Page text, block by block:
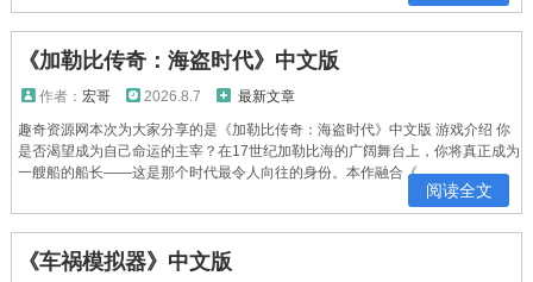
《加勒比传奇：海盗时代》中文版
作者： 宏哥 2026.8.7
最新文章
趣奇资源网本次为大家分享的是《加勒比传奇：海盗时代》中文版 游戏介绍 你
是否渴望成为自己命运的主宰？在17世纪加勒比海的广阔舞台上，你将真正成为
一艘船的船长——这是那个时代最令人向往的身份。本作融合《...
阅读全文
《车祸模拟器》中文版